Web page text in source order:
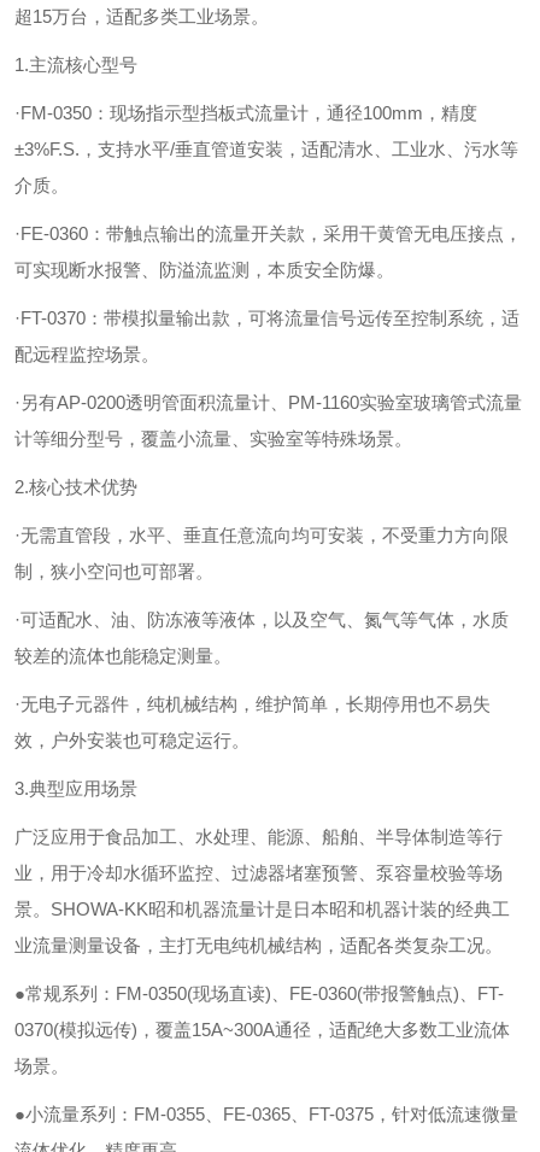
超15万台，适配多类工业场景。
1.主流核心型号
·FM-0350：现场指示型挡板式流量计，通径100mm，精度
±3%F.S.，支持水平/垂直管道安装，适配清水、工业水、污水等
介质。
·FE-0360：带触点输出的流量开关款，采用干黄管无电压接点，
可实现断水报警、防溢流监测，本质安全防爆。
·FT-0370：带模拟量输出款，可将流量信号远传至控制系统，适
配远程监控场景。
·另有AP-0200透明管面积流量计、PM-1160实验室玻璃管式流量
计等细分型号，覆盖小流量、实验室等特殊场景。
2.核心技术优势
·无需直管段，水平、垂直任意流向均可安装，不受重力方向限
制，狭小空问也可部署。
·可适配水、油、防冻液等液体，以及空气、氮气等气体，水质
较差的流体也能稳定测量。
·无电子元器件，纯机械结构，维护简单，长期停用也不易失
效，户外安装也可稳定运行。
3.典型应用场景
广泛应用于食品加工、水处理、能源、船舶、半导体制造等行
业，用于冷却水循环监控、过滤器堵塞预警、泵容量校验等场
景。 SHOWA-KK昭和机器流量计是日本昭和机器计装的经典工
业流量测量设备，主打无电纯机械结构，适配各类复杂工况。
●常规系列：FM-0350(现场直读)、FE-0360(带报警触点)、FT-
0370(模拟远传)，覆盖15A~300A通径，适配绝大多数工业流体
场景。
●小流量系列：FM-0355、FE-0365、FT-0375，针对低流速微量